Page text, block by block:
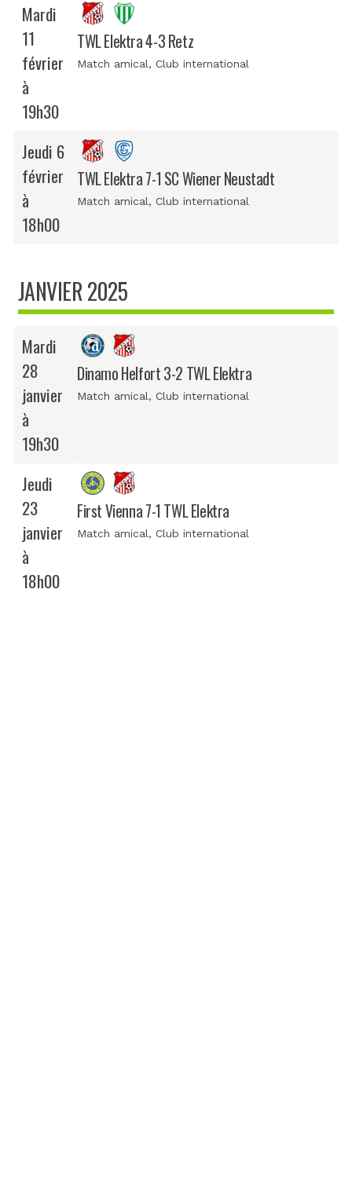
Mardi
11
février
à
19h30
TWL Elektra 4-3 Retz
Match amical, Club international
Jeudi 6
février
à
18h00
TWL Elektra 7-1 SC Wiener Neustadt
Match amical, Club international
JANVIER 2025
Mardi
28
janvier
à
19h30
Dinamo Helfort 3-2 TWL Elektra
Match amical, Club international
Jeudi
23
janvier
à
18h00
First Vienna 7-1 TWL Elektra
Match amical, Club international